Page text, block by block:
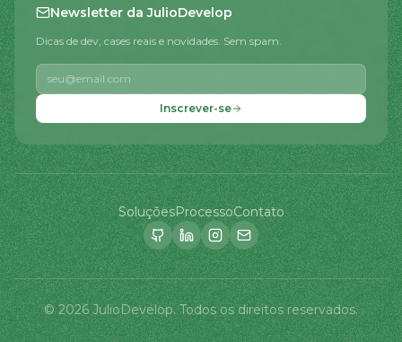
Newsletter da JulioDevelop
Dicas de dev, cases reais e novidades. Sem spam.
Inscrever-se
SoluçõesProcessoContato
©2026JulioDevelop.Todos os direitos reservados.